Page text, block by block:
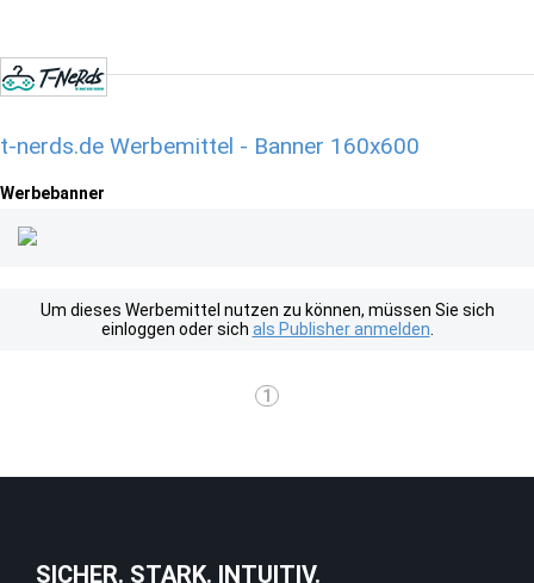
t-nerds.de Werbemittel - Banner 160x600
Werbebanner
Um dieses Werbemittel nutzen zu können, müssen Sie sich
einloggen oder sich als Publisher anmelden
1
SICHER. STARK. INTUITIV.